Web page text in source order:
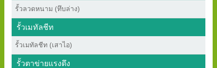
รั้วลวดหนาม (ทึบล่าง)
รั้วเมทัลชีท
รั้วเมทัลชีท (เสาไอ)
รั้วตาข่ายแรงดึง